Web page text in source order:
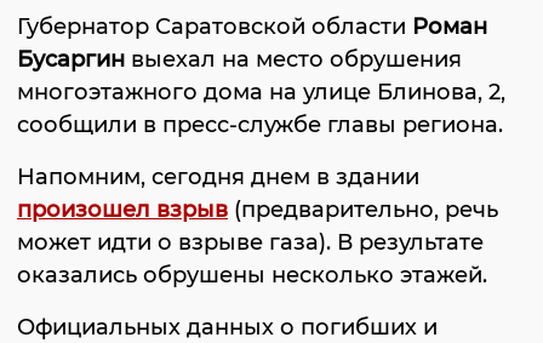
Губернатор Саратовской области Роман
Бусаргин выехал на место обрушения
многоэтажного дома на улице Блинова, 2,
сообщили в пресс-службе главы региона.
Напомним, сегодня днем в здании
произошел взрыв (предварительно, речь
может идти о взрыве газа). В результате
оказались обрушены несколько этажей.
Официальных данных о погибших и